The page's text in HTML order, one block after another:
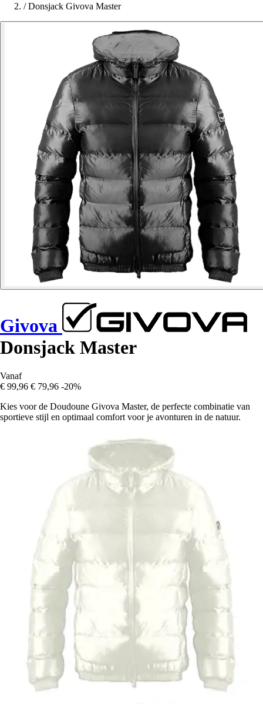
/ Donsjack Givova Master
Givova
Donsjack Master
Vanaf
€ 99,96 € 79,96 -20%
Kies voor de Doudoune Givova Master, de perfecte combinatie van
sportieve stijl en optimaal comfort voor je avonturen in de natuur.